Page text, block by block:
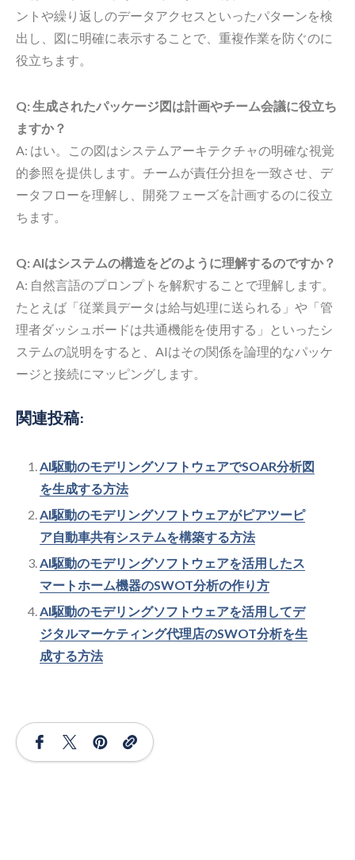
ントや繰り返しのデータアクセスといったパターンを検
出し、図に明確に表示することで、重複作業を防ぐのに
役立ちます。
Q: 生成されたパッケージ図は計画やチーム会議に役立ち
ますか？
A: はい。この図はシステムアーキテクチャの明確な視覚
的参照を提供します。チームが責任分担を一致させ、デ
ータフローを理解し、開発フェーズを計画するのに役立
ちます。
Q: AIはシステムの構造をどのように理解するのですか？
A: 自然言語のプロンプトを解釈することで理解します。
たとえば「従業員データは給与処理に送られる」や「管
理者ダッシュボードは共通機能を使用する」といったシ
ステムの説明をすると、AIはその関係を論理的なパッケ
ージと接続にマッピングします。
関連投稿:
AI駆動のモデリングソフトウェアでSOAR分析図
を生成する方法
AI駆動のモデリングソフトウェアがピアツーピ
ア自動車共有システムを構築する方法
AI駆動のモデリングソフトウェアを活用したス
マートホーム機器のSWOT分析の作り方
AI駆動のモデリングソフトウェアを活用してデ
ジタルマーケティング代理店のSWOT分析を生
成する方法